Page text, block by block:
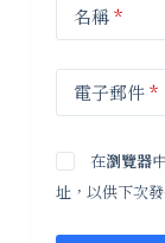
名稱*
電子郵件*
在瀏覽器
址，以供下次